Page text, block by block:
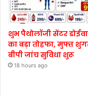
शुभ पैथोलॉजी सेंटर
का बड़ा तोहफा, मुफ्त
बीपी जांच सुविधा शुरू
18 hours ago